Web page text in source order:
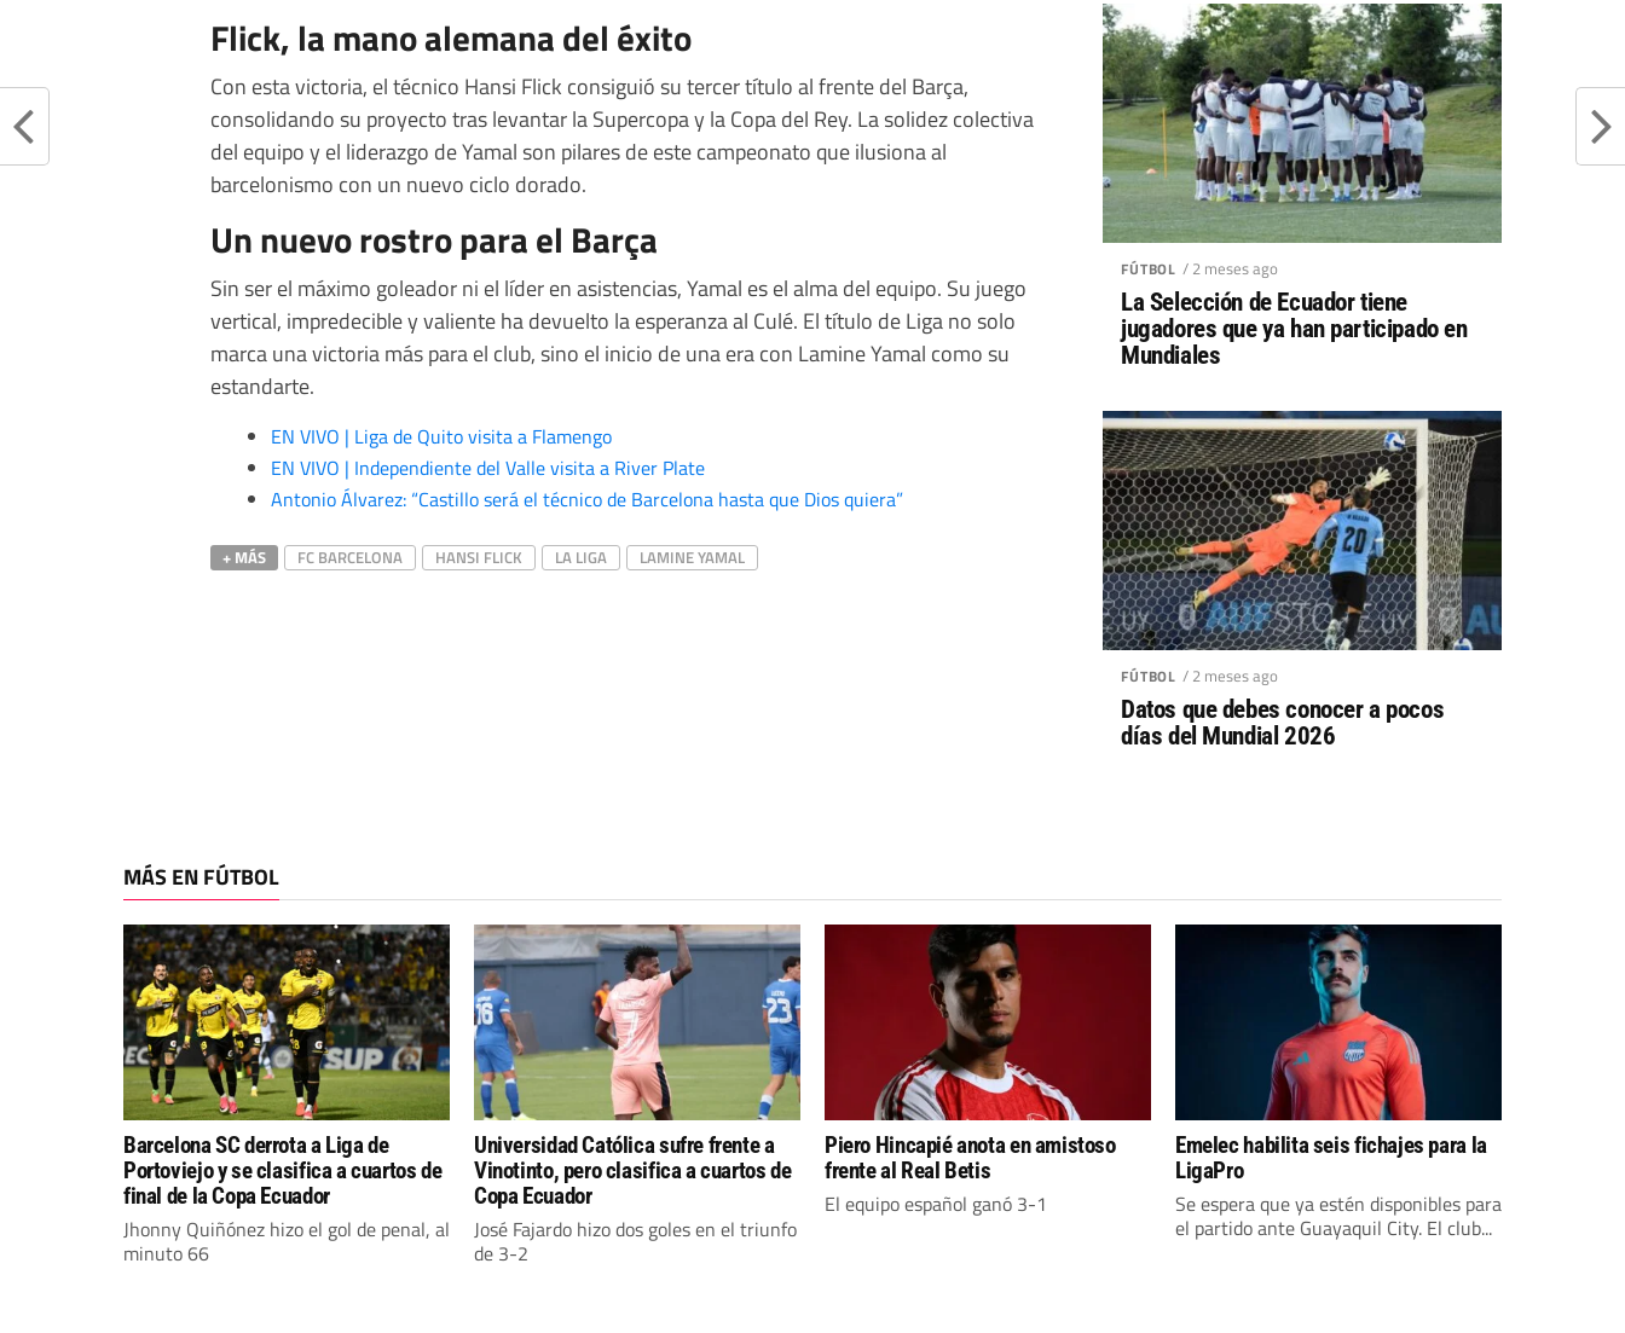
Flick, la mano alemana del éxito
Con esta victoria, el técnico Hansi Flick consiguió su tercer título al frente del Barça,
consolidando su proyecto tras levantar la Supercopa y la Copa del Rey. La solidez colectiva
del equipo y el liderazgo de Yamal son pilares de este campeonato que ilusiona al
barcelonismo con un nuevo ciclo dorado.
Un nuevo rostro para el Barça
Sin ser el máximo goleador ni el líder en asistencias, Yamal es el alma del equipo. Su juego
vertical, impredecible y valiente ha devuelto la esperanza al Culé. El título de Liga no solo
marca una victoria más para el club, sino el inicio de una era con Lamine Yamal como su
estandarte.
EN VIVO | Liga de Quito visita a Flamengo
EN VIVO | Independiente del Valle visita a River Plate
Antonio Álvarez: “Castillo será el técnico de Barcelona hasta que Dios quiera”
+ MÁS FC BARCELONA HANSI FLICK LA LIGA LAMINE YAMAL
FÚTBOL / 2 meses ago
La Selección de Ecuador tiene
jugadores que ya han participado en
Mundiales
FÚTBOL / 2 meses ago
Datos que debes conocer a pocos
días del Mundial 2026
MÁS EN FÚTBOL
Barcelona SC derrota a Liga de
Portoviejo y se clasifica a cuartos de
final de la Copa Ecuador
Jhonny Quiñónez hizo el gol de penal, al
minuto 66
Universidad Católica sufre frente a
Vinotinto, pero clasifica a cuartos de
Copa Ecuador
José Fajardo hizo dos goles en el triunfo
de 3-2
Piero Hincapié anota en amistoso
frente al Real Betis
El equipo español ganó 3-1
Emelec habilita seis fichajes para la
LigaPro
Se espera que ya estén disponibles para
el partido ante Guayaquil City. El club...